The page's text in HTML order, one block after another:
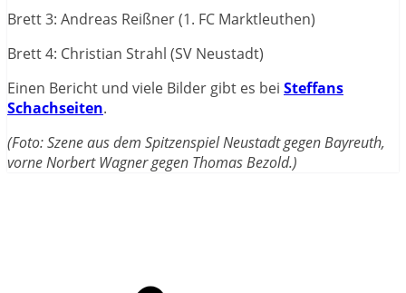
Brett 3: Andreas Reißner (1. FC Marktleuthen)
Brett 4: Christian Strahl (SV Neustadt)
Einen Bericht und viele Bilder gibt es bei Steffans
Schachseiten.
(Foto: Szene aus dem Spitzenspiel Neustadt gegen Bayreuth,
vorne Norbert Wagner gegen Thomas Bezold.)